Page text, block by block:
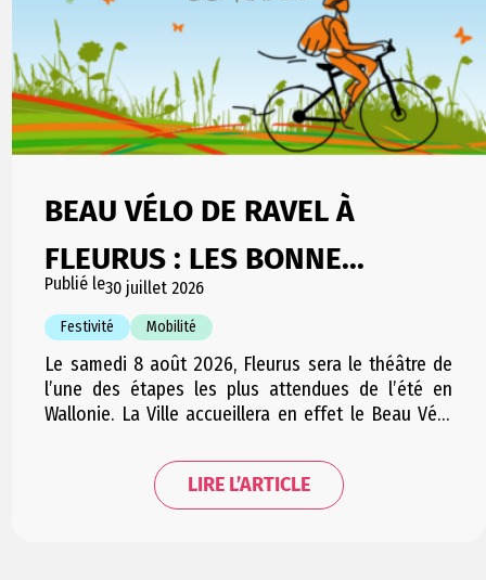
BEAU VÉLO DE RAVEL À
FLEURUS : LES BONNE...
Publié le30 juillet 2026
Festivité Mobilité
Le samedi 8 août 2026, Fleurus sera le théâtre de
l’une des étapes les plus attendues de l’été en
Wallonie. La Ville accueillera en effet le Beau Vélo
rassemble chaque année plusieurs milliers de
cyclistes et de visiteurs autour d’une journée
placée sous le signe de la…
LIRE L’ARTICLE